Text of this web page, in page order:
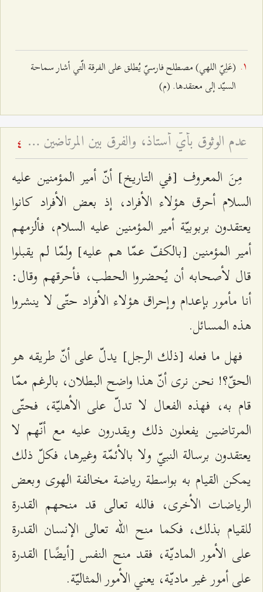
(عَلِيّ اللهي) مصطلح فارسيّ يُطلق على الفرقة الّتي أشار سماحة
السيّد إلى معتقدها. (م)
عدم الوثوق بأيّ أستاذ، والفرق بين المرتاضين وأولياء الله، و... - محاضرات جبل عامل - أسئلة وأجوبة الرجال - ج ۷ 4
مِنَ المعروف [في التاريخ] أنّ أمير المؤمنين عليه
السلام أحرق هؤلاء الأفراد، إذ بعض الأفراد كانوا
يعتقدون بربوبيّة أمير المؤمنين عليه السلام، فألزمهم
أمير المؤمنين [بالكفّ عمّا هم عليه] ولمّا لم يقبلوا
قال لأصحابه أن يُحضروا الحطب، فأحرقهم وقال:
أنا مأمور بإعدام وإحراق هؤلاء الأفراد حتّى لا ينشروا
هذه المسائل.
فهل ما فعله [ذلك الرجل] يدلّ على أنّ طريقه هو
الحقّ؟! نحن نرى أنّ هذا واضح البطلان، بالرغم ممّا
قام به، فهذه الفعال لا تدلّ على الأهليّة، فحتّى
المرتاضين يفعلون ذلك ويقدرون عليه مع أنّهم لا
يعتقدون برسالة النبيّ ولا بالأئمّة وغيرها، فكلّ ذلك
يمكن القيام به بواسطة رياضة مخالفة الهوى وبعض
الرياضات الأخرى، فالله تعالى قد منحهم القدرة
للقيام بذلك، فكما منح الله تعالى الإنسان القدرة
على الأمور الماديّة، فقد منح النفس [أيضًا] القدرة
على أمور غير ماديّة، يعني الأمور المثاليّة.